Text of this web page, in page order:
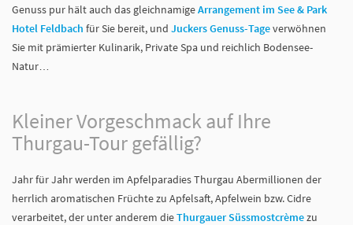
Genuss pur hält auch das gleichnamigeArrangement im See & Park
Hotel Feldbach für Sie bereit, und Juckers Genuss-Tageverwöhnen
Sie mit prämierter Kulinarik, Private Spa und reichlich Bodensee-
Natur…
Kleiner Vorgeschmack auf Ihre
Thurgau-Tour gefällig?
Jahr für Jahr werden im Apfelparadies Thurgau Abermillionen der
herrlich aromatischen Früchte zu Apfelsaft, Apfelwein bzw. Cidre
verarbeitet, der unter anderem dieThurgauer Süssmostcrèmezu